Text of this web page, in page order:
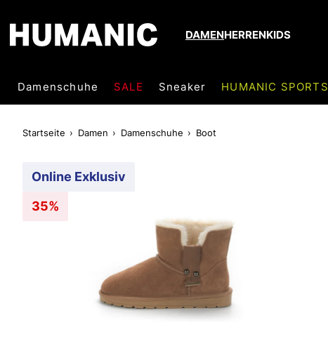
DAMENHERRENKIDS
Damenschuhe SALE Sneaker HUMANIC SPORTS
Startseite Damen Damenschuhe Boot
Online Exklusiv
35%